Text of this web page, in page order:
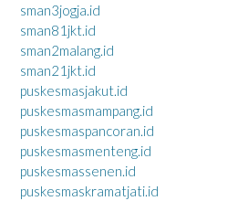
sman3jogja.id
sman81jkt.id
sman2malang.id
sman21jkt.id
puskesmasjakut.id
puskesmasmampang.id
puskesmaspancoran.id
puskesmasmenteng.id
puskesmassenen.id
puskesmaskramatjati.id